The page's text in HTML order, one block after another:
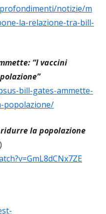
notizie/m
la-relazione-tra-bill-
“I vaccini
bill-gates-ammette-
popolazione/
la popolazione